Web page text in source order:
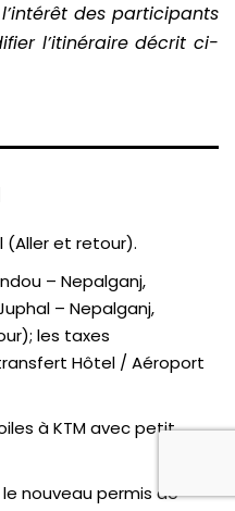
des participants
l’itinéraire décrit ci-
(Aller et retour).
– Nepalganj,
– Nepalganj,
les taxes
Hôtel / Aéroport
à KTM avec petit
nouveau permis de